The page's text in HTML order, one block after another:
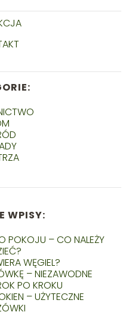
WPISY:
POKOJU – CO NALEŻY
WĘGIEL?
– NIEZAWODNE
PO KROKU
– UŻYTECZNE